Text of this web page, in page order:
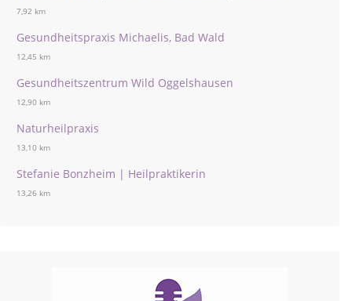
7,92 km
Gesundheitspraxis Michaelis, Bad Wald
12,45 km
Gesundheitszentrum Wild Oggelshausen
12,90 km
Naturheilpraxis
13,10 km
Stefanie Bonzheim | Heilpraktikerin
13,26 km